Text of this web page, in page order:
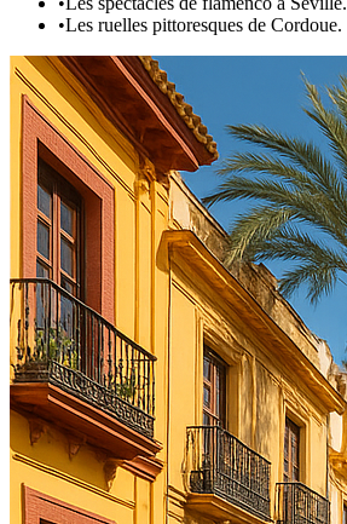
•Les ruelles pittoresques de Cordoue.